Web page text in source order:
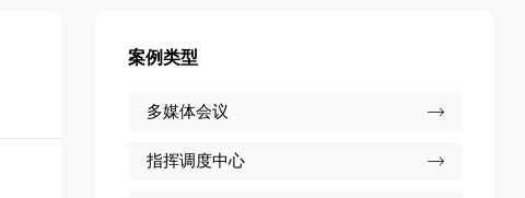
案例类型
多媒体会议
指挥调度中心